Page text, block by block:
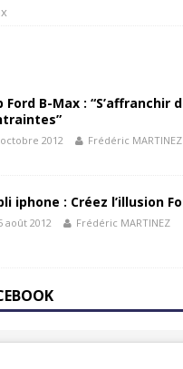
Ford B-Max : “S’affranchir
2012 Frédéric MARTINEZ
iphone : Créez l’illusion
août 2012 Frédéric MARTINEZ